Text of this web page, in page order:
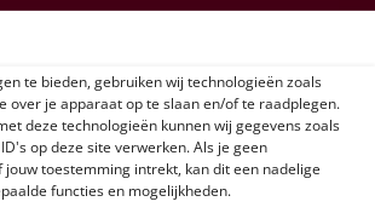
te bieden, gebruiken wij technologieën zoals
over je apparaat op te slaan en/of te raadplegen.
deze technologieën kunnen wij gegevens zoals
op deze site verwerken. Als je geen
toestemming intrekt, kan dit een nadelige
functies en mogelijkheden.
gevonden wat je zocht
graag advies op maat?